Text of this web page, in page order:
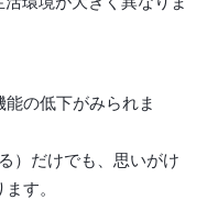
能の低下がみられま
）だけでも、思いがけ
す。